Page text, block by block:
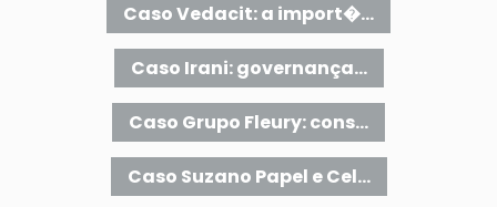
Caso Vedacit: a import�...
Caso Irani: governança...
Caso Grupo Fleury: cons...
Caso Suzano Papel e Cel...